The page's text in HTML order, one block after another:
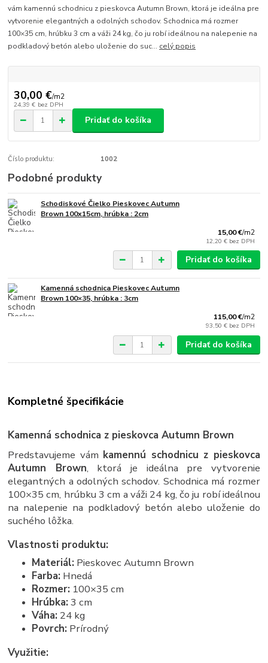
vám kamennú schodnicu z pieskovca Autumn Brown, ktorá je ideálna pre
vytvorenie elegantných a odolných schodov. Schodnica má rozmer
100×35 cm, hrúbku 3 cm a váži 24 kg, čo ju robí ideálnou na nalepenie na
podkladový betón alebo uloženie do suc... celý popis
30,00 €/m2
24,39 € bez DPH
Pridať do košíka
Číslo produktu: 1002
Podobné produkty
Schodiskové Čielko Pieskovec Autumn
Brown 100x15cm, hrúbka : 2cm
15,00 €/m2
12,20 € bez DPH
Pridať do košíka
Kamenná schodnica Pieskovec Autumn
Brown 100×35, hrúbka : 3cm
115,00 €/m2
93,50 € bez DPH
Pridať do košíka
Kompletné špecifikácie
Kamenná schodnica z pieskovca Autumn Brown
Predstavujeme vám kamennú schodnicu z pieskovca
Autumn Brown, ktorá je ideálna pre vytvorenie
elegantných a odolných schodov. Schodnica má rozmer
100×35 cm, hrúbku 3 cm a váži 24 kg, čo ju robí ideálnou
na nalepenie na podkladový betón alebo uloženie do
suchého lôžka.
Vlastnosti produktu:
Materiál: Pieskovec Autumn Brown
Farba: Hnedá
Rozmer: 100×35 cm
Hrúbka: 3 cm
Váha: 24 kg
Povrch: Prírodný
Využitie: